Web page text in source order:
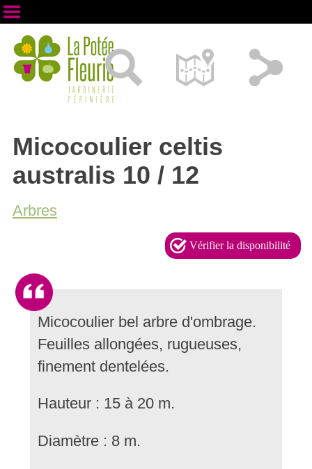
Micocoulier celtis
australis 10 / 12
Arbres
Vérifier la disponibilité
Micocoulier bel arbre d'ombrage.
Feuilles allongées, rugueuses,
finement dentelées.
Hauteur : 15 à 20 m.
Diamètre : 8 m.